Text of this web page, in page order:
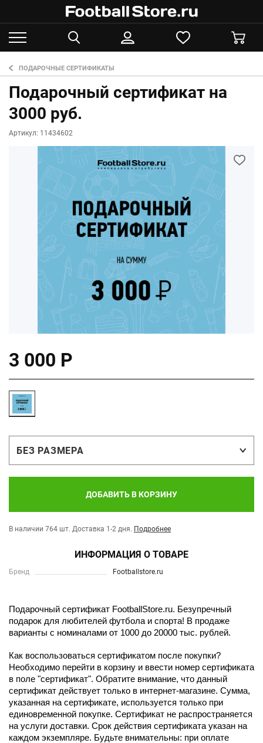
ПОДАРОЧНЫЕ СЕРТИФИКАТЫ
Подарочный сертификат на
3000 руб.
Артикул: 11434602
3 000 Р
БЕЗ РАЗМЕРА
ДОБАВИТЬ В КОРЗИНУ
В наличии 764 шт. Доставка 1-2 дня. Подробнее
ИНФОРМАЦИЯ О ТОВАРЕ
Бренд Footballstore.ru
Подарочный сертификат FootballStore.ru. Безупречный
подарок для любителей футбола и спорта! В продаже
варианты с номиналами от 1000 до 20000 тыс. рублей.
Как воспользоваться сертификатом после покупки?
Необходимо перейти в корзину и ввести номер сертификата
в поле "сертификат". Обратите внимание, что данный
сертификат действует только в интернет-магазине. Сумма,
указанная на сертификате, используется только при
единовременной покупке. Сертификат не распространяется
на услуги доставки. Срок действия сертификата указан на
каждом экземпляре. Будьте внимательны: при оплате